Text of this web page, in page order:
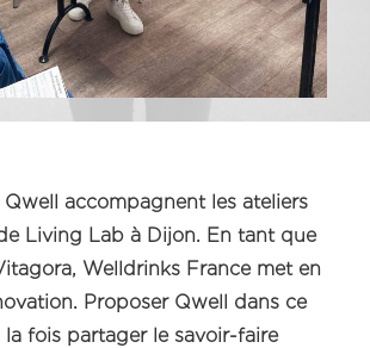
Qwell accompagnent les ateliers
Living Lab à Dijon. En tant que
Welldrinks France met en
Proposer Qwell dans ce
la fois partager le savoir-faire